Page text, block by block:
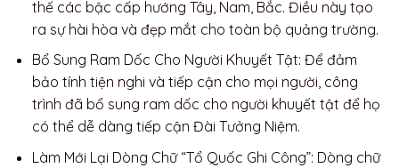
thế các bậc cấp hướng Tây, Nam, Bắc. Điều này tạo
ra sự hài hòa và đẹp mắt cho toàn bộ quảng trường.
Bổ Sung Ram Dốc Cho Người Khuyết Tật: Để đảm
bảo tính tiện nghi và tiếp cận cho mọi người, công
trình đã bổ sung ram dốc cho người khuyết tật để họ
có thể dễ dàng tiếp cận Đài Tưởng Niệm.
Làm Mới Lại Dòng Chữ “Tổ Quốc Ghi Công”: Dòng chữ